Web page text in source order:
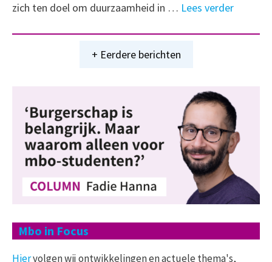
zich ten doel om duurzaamheid in … Lees verder
+ Eerdere berichten
Mbo in Focus
Hiervolgen wij ontwikkelingen en actuele thema's,